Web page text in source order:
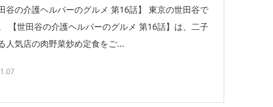
谷の介護ヘルパーのグルメ 第16話】 東京の世田谷で
【世田谷の介護ヘルパーのグルメ 第16話】は、二子
人気店の肉野菜炒め定食をご...